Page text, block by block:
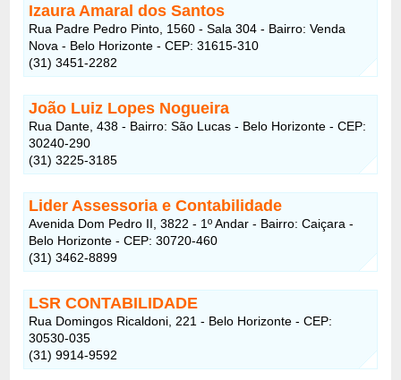
Izaura Amaral dos Santos
Rua Padre Pedro Pinto, 1560 - Sala 304 - Bairro: Venda
Nova - Belo Horizonte - CEP: 31615-310
(31) 3451-2282
João Luiz Lopes Nogueira
Rua Dante, 438 - Bairro: São Lucas - Belo Horizonte - CEP:
30240-290
(31) 3225-3185
Lider Assessoria e Contabilidade
Avenida Dom Pedro II, 3822 - 1º Andar - Bairro: Caiçara -
Belo Horizonte - CEP: 30720-460
(31) 3462-8899
LSR CONTABILIDADE
Rua Domingos Ricaldoni, 221 - Belo Horizonte - CEP:
30530-035
(31) 9914-9592